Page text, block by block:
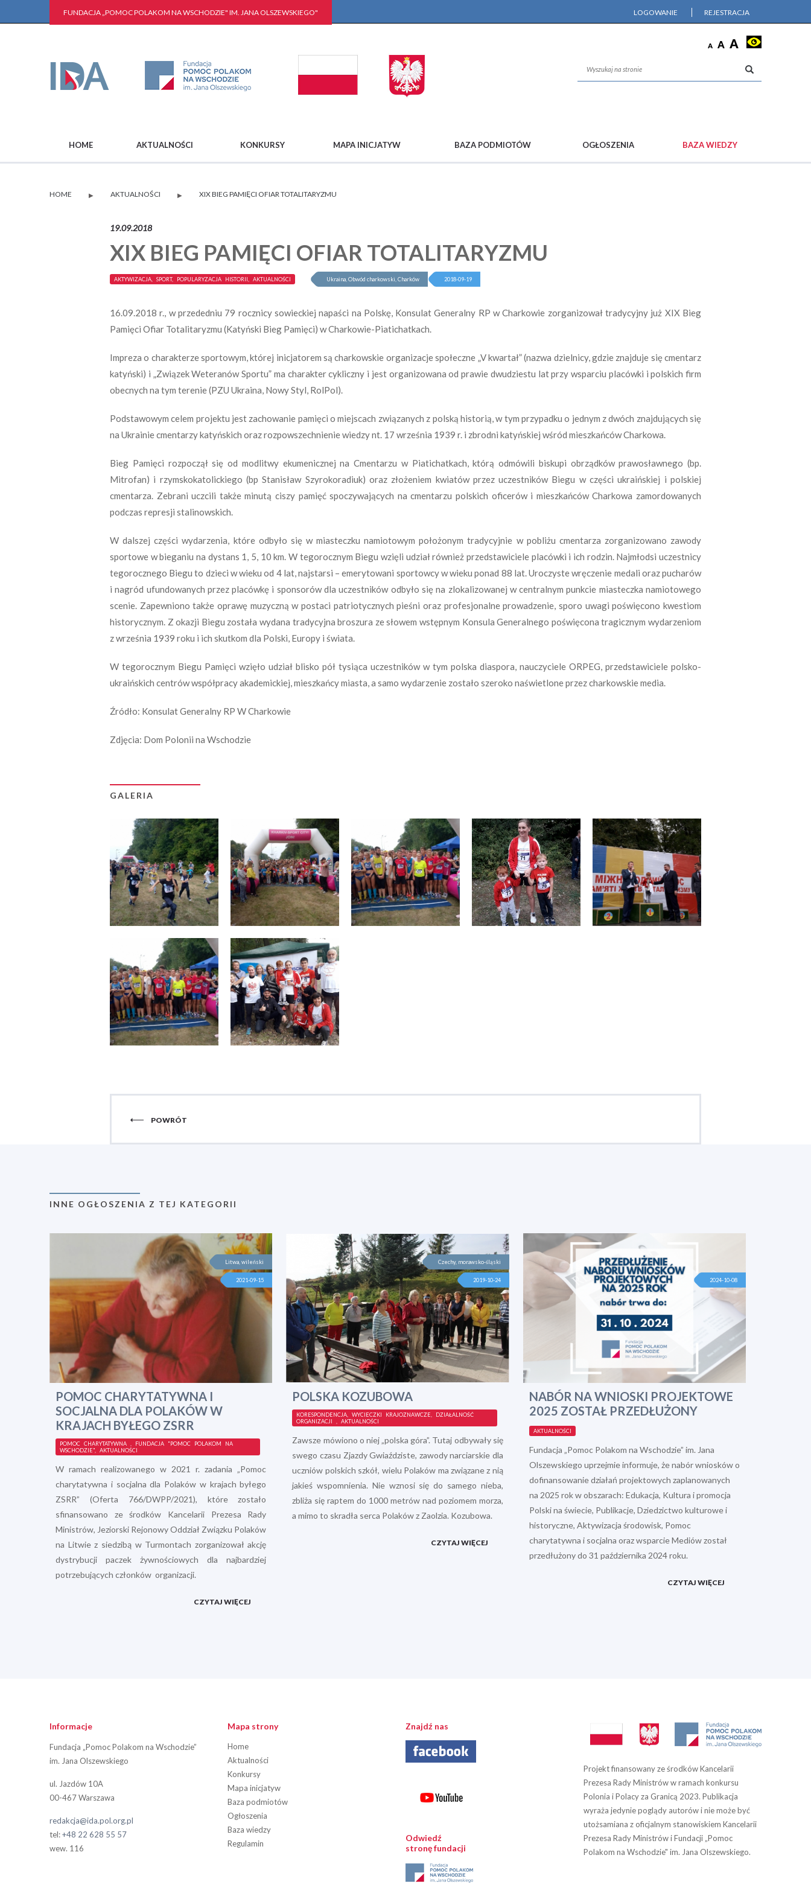
FUNDACJA „POMOC POLAKOM NA WSCHODZIE" IM. JANA OLSZEWSKIEGO" LOGOWANIE REJESTRACJA
HOME AKTUALNOŚCI KONKURSY MAPA INICJATYW BAZA PODMIOTÓW OGŁOSZENIA BAZA WIEDZY
HOME ▶ AKTUALNOŚCI ▶ XIX BIEG PAMIĘCI OFIAR TOTALITARYZMU
19.09.2018
XIX BIEG PAMIĘCI OFIAR TOTALITARYZMU
AKTYWIZACJA, SPORT, POPULARYZACJA HISTORII, AKTUALNOŚCI Ukraina, Obwód charkowski, Charków 2018-09-19
16.09.2018 r., w przededniu 79 rocznicy sowieckiej napaści na Polskę, Konsulat Generalny RP w Charkowie zorganizował tradycyjny już XIX Bieg
Pamięci Ofiar Totalitaryzmu (Katyński Bieg Pamięci) w Charkowie-Piatichatkach.
Impreza o charakterze sportowym, której inicjatorem są charkowskie organizacje społeczne „V kwartał” (nazwa dzielnicy, gdzie znajduje się cmentarz
katyński) i „Związek Weteranów Sportu” ma charakter cykliczny i jest organizowana od prawie dwudziestu lat przy wsparciu placówki i polskich firm
obecnych na tym terenie (PZU Ukraina, Nowy Styl, RolPol).
Podstawowym celem projektu jest zachowanie pamięci o miejscach związanych z polską historią, w tym przypadku o jednym z dwóch znajdujących się
na Ukrainie cmentarzy katyńskich oraz rozpowszechnienie wiedzy nt. 17 września 1939 r. i zbrodni katyńskiej wśród mieszkańców Charkowa.
Bieg Pamięci rozpoczął się od modlitwy ekumenicznej na Cmentarzu w Piatichatkach, którą odmówili biskupi obrządków prawosławnego (bp.
Mitrofan) i rzymskokatolickiego (bp Stanisław Szyrokoradiuk) oraz złożeniem kwiatów przez uczestników Biegu w części ukraińskiej i polskiej
cmentarza. Zebrani uczcili także minutą ciszy pamięć spoczywających na cmentarzu polskich oficerów i mieszkańców Charkowa zamordowanych
podczas represji stalinowskich.
W dalszej części wydarzenia, które odbyło się w miasteczku namiotowym położonym tradycyjnie w pobliżu cmentarza zorganizowano zawody
sportowe w bieganiu na dystans 1, 5, 10 km. W tegorocznym Biegu wzięli udział również przedstawiciele placówki i ich rodzin. Najmłodsi uczestnicy
tegorocznego Biegu to dzieci w wieku od 4 lat, najstarsi – emerytowani sportowcy w wieku ponad 88 lat. Uroczyste wręczenie medali oraz pucharów
i nagród ufundowanych przez placówkę i sponsorów dla uczestników odbyło się na zlokalizowanej w centralnym punkcie miasteczka namiotowego
scenie. Zapewniono także oprawę muzyczną w postaci patriotycznych pieśni oraz profesjonalne prowadzenie, sporo uwagi poświęcono kwestiom
historycznym. Z okazji Biegu została wydana tradycyjna broszura ze słowem wstępnym Konsula Generalnego poświęcona tragicznym wydarzeniom
z września 1939 roku i ich skutkom dla Polski, Europy i świata.
W tegorocznym Biegu Pamięci wzięło udział blisko pół tysiąca uczestników w tym polska diaspora, nauczyciele ORPEG, przedstawiciele polsko-
ukraińskich centrów współpracy akademickiej, mieszkańcy miasta, a samo wydarzenie zostało szeroko naświetlone przez charkowskie media.
Źródło: Konsulat Generalny RP W Charkowie
Zdjęcia: Dom Polonii na Wschodzie
GALERIA
POWRÓT
INNE OGŁOSZENIA Z TEJ KATEGORII
Litwa, wileński
2021-09-15
POMOC CHARYTATYWNA I
SOCJALNA DLA POLAKÓW W
KRAJACH BYŁEGO ZSRR
POMOC CHARYTATYWNA , FUNDACJA "POMOC POLAKOM NA
WSCHODZIE", AKTUALNOŚCI
W ramach realizowanego w 2021 r. zadania „Pomoc
charytatywna i socjalna dla Polaków w krajach byłego
ZSRR” (Oferta 766/DWPP/2021), które zostało
sfinansowano ze środków Kancelarii Prezesa Rady
Ministrów, Jeziorski Rejonowy Oddział Związku Polaków
na Litwie z siedzibą w Turmontach zorganizował akcję
dystrybucji paczek żywnościowych dla najbardziej
potrzebujących członków organizacji.
CZYTAJ WIĘCEJ
Czechy, morawsko-śląski
2019-10-24
POLSKA KOZUBOWA
KORESPONDENCJA, WYCIECZKI KRAJOZNAWCZE, DZIAŁALNOŚĆ
ORGANIZACJI , AKTUALNOŚCI
Zawsze mówiono o niej „polska góra”. Tutaj odbywały się
swego czasu Zjazdy Gwiaździste, zawody narciarskie dla
uczniów polskich szkół, wielu Polaków ma związane z nią
jakieś wspomnienia. Nie wznosi się do samego nieba,
zbliża się raptem do 1000 metrów nad poziomem morza,
a mimo to skradła serca Polaków z Zaolzia. Kozubowa.
CZYTAJ WIĘCEJ
2024-10-08
NABÓR NA WNIOSKI PROJEKTOWE
2025 ZOSTAŁ PRZEDŁUŻONY
AKTUALNOŚCI
Fundacja „Pomoc Polakom na Wschodzie” im. Jana
Olszewskiego uprzejmie informuje, że nabór wniosków o
dofinansowanie działań projektowych zaplanowanych
na 2025 rok w obszarach: Edukacja, Kultura i promocja
Polski na świecie, Publikacje, Dziedzictwo kulturowe i
historyczne, Aktywizacja środowisk, Pomoc
charytatywna i socjalna oraz wsparcie Mediów został
przedłużony do 31 października 2024 roku.
CZYTAJ WIĘCEJ
Informacje
Fundacja „Pomoc Polakom na Wschodzie”
im. Jana Olszewskiego
ul. Jazdów 10A
00-467 Warszawa
redakcja@ida.pol.org.pl
tel:+48 22 628 55 57
wew. 116
Mapa strony
Home
Aktualności
Konkursy
Mapa inicjatyw
Baza podmiotów
Ogłoszenia
Baza wiedzy
Regulamin
Znajdź nas
Odwiedź
stronę fundacji
Projekt finansowany ze środków Kancelarii
Prezesa Rady Ministrów w ramach konkursu
Polonia i Polacy za Granicą 2023. Publikacja
wyraża jedynie poglądy autorów i nie może być
utożsamiana z oficjalnym stanowiskiem Kancelarii
Prezesa Rady Ministrów i Fundacji „Pomoc
Polakom na Wschodzie" im. Jana Olszewskiego.